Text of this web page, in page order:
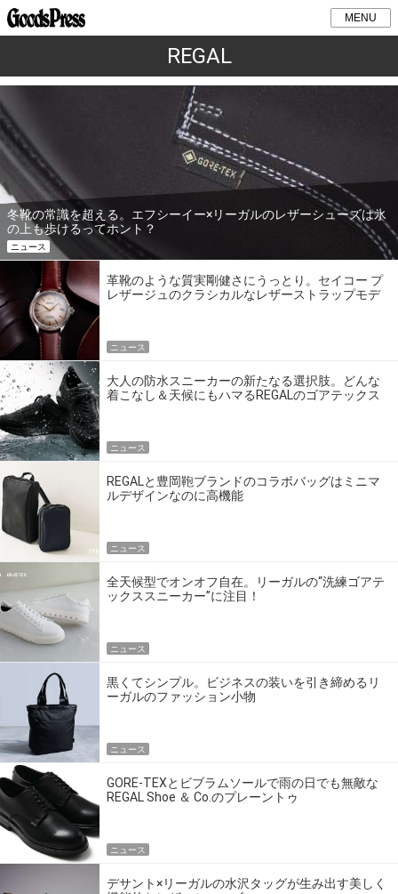
MENU
REGAL
冬靴の常識を超える。エフシーイー×リーガルのレザーシューズは氷
の上も歩けるってホント？
ニュース
革靴のような質実剛健さにうっとり。セイコー プ
レザージュのクラシカルなレザーストラップモデ
ニュース
大人の防水スニーカーの新たなる選択肢。どんな
着こなし＆天候にもハマるREGALのゴアテックス
ニュース
REGALと豊岡鞄ブランドのコラボバッグはミニマ
ルデザインなのに高機能
ニュース
全天候型でオンオフ自在。リーガルの“洗練ゴアテ
ックススニーカー”に注目！
ニュース
黒くてシンプル。ビジネスの装いを引き締めるリ
ーガルのファッション小物
ニュース
GORE-TEXとビブラムソールで雨の日でも無敵な
REGAL Shoe ＆ Co.のプレーントゥ
ニュース
デサント×リーガルの水沢タッグが生み出す美しく